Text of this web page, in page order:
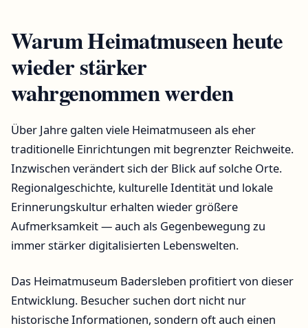
Warum Heimatmuseen heute
wieder stärker
wahrgenommen werden
Über Jahre galten viele Heimatmuseen als eher
traditionelle Einrichtungen mit begrenzter Reichweite.
Inzwischen verändert sich der Blick auf solche Orte.
Regionalgeschichte, kulturelle Identität und lokale
Erinnerungskultur erhalten wieder größere
Aufmerksamkeit — auch als Gegenbewegung zu
immer stärker digitalisierten Lebenswelten.
Das Heimatmuseum Badersleben profitiert von dieser
Entwicklung. Besucher suchen dort nicht nur
historische Informationen, sondern oft auch einen